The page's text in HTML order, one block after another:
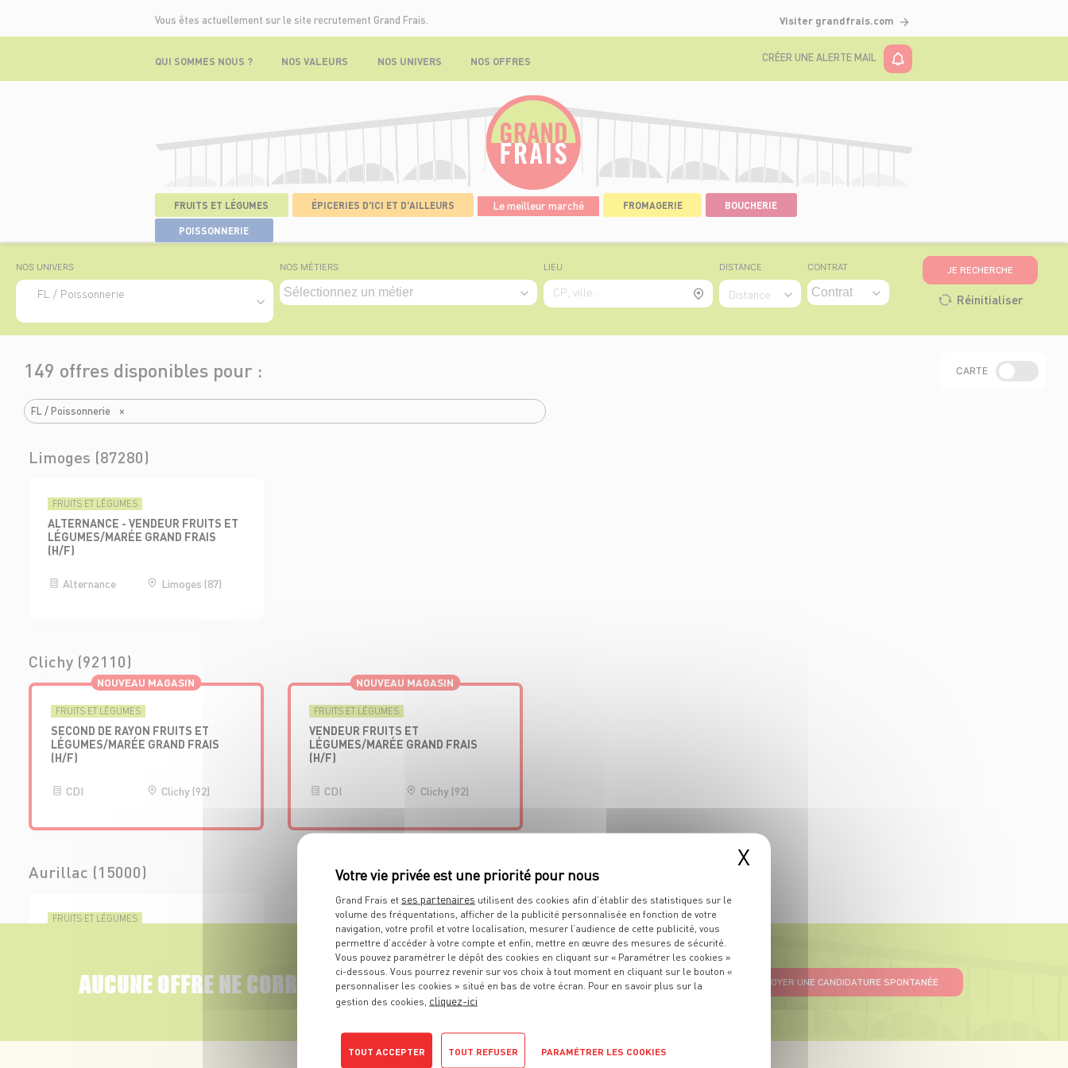
Vous êtes actuellement sur le site recrutement Grand Frais. Visiter grandfrais.com
QUI SOMMES NOUS ? NOS VALEURS NOS UNIVERS NOS OFFRES CRÉER UNE ALERTE MAIL
FRUITS ET LÉGUMES ÉPICERIES D'ICI ET D'AILLEURS Le meilleur marché FROMAGERIE
BOUCHERIE
POISSONNERIE
NOS UNIVERS
FL / Poissonnerie
NOS MÉTIERS LIEU
CP, ville...
DISTANCE
Distance
CONTRAT JE RECHERCHE
Réinitialiser
149 offres disponibles pour :
FL / Poissonnerie ×
Limoges (87280)
FRUITS ET LÉGUMES
ALTERNANCE - VENDEUR FRUITS ET
LÉGUMES/MARÉE GRAND FRAIS
(H/F)
Alternance Limoges (87)
Clichy (92110)
NOUVEAU MAGASIN
FRUITS ET LÉGUMES
SECOND DE RAYON FRUITS ET
LÉGUMES/MARÉE GRAND FRAIS
(H/F)
CDI Clichy (92)
NOUVEAU MAGASIN
FRUITS ET LÉGUMES
VENDEUR FRUITS ET
LÉGUMES/MARÉE GRAND FRAIS
(H/F)
CDI Clichy (92)
Aurillac (15000)
FRUITS ET LÉGUMES
Alternance Aurillac (15)
FRUITS ET LÉGUMES
VENDEUR FRUITS ET
LÉGUMES/MARÉE GRAND FRAIS
CDD Aurillac (15)
CARTE
AUCUNE OFFRE NE CORRESPOND À VOS ATTENTES ? ENVOYER UNE CANDIDATURE SPONTANÉE
X
Grand Frais et ses partenaires utilisent des cookies afin d’établir des statistiques sur le
volume des fréquentations, afficher de la publicité personnalisée en fonction de votre
navigation, votre profil et votre localisation, mesurer l’audience de cette publicité, vous
permettre d’accéder à votre compte et enfin, mettre en œuvre des mesures de sécurité.
Vous pouvez paramétrer le dépôt des cookies en cliquant sur « Paramétrer les cookies »
ci-dessous. Vous pourrez revenir sur vos choix à tout moment en cliquant sur le bouton «
personnaliser les cookies » situé en bas de votre écran. Pour en savoir plus sur la
gestion des cookies, cliquez-ici
TOUT ACCEPTER TOUT REFUSER PARAMÉTRER LES COOKIES